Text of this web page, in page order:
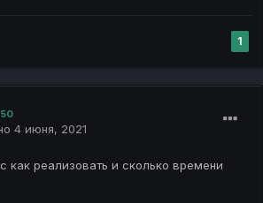
1
50
4 июня, 2021
как реализовать и сколько времени